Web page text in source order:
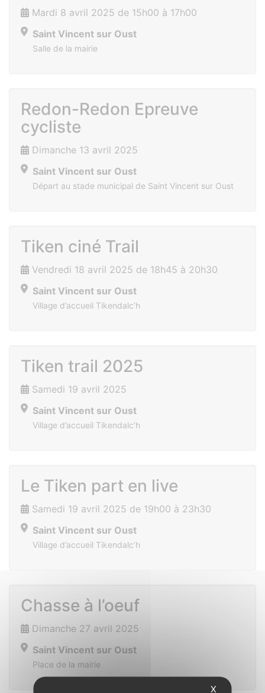
Mardi 8 avril 2025 de 15h00 à 17h00
Saint Vincent sur Oust
Salle de la mairie
Redon-Redon Epreuve
cycliste
Dimanche 13 avril 2025
Saint Vincent sur Oust
Départ au stade municipal de Saint Vincent sur Oust
Tiken ciné Trail
Vendredi 18 avril 2025 de 18h45 à 20h30
Saint Vincent sur Oust
Village d’accueil Tikendalc’h
Tiken trail 2025
Samedi 19 avril 2025
Saint Vincent sur Oust
Village d’accueil Tikendalc’h
Le Tiken part en live
Samedi 19 avril 2025 de 19h00 à 23h30
Saint Vincent sur Oust
Village d’accueil Tikendalc’h
Chasse à l’oeuf
Dimanche 27 avril 2025
Saint Vincent sur Oust
Place de la mairie
X